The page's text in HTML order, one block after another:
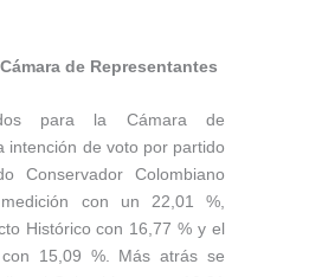
de Representantes
para la Cámara de
intención de voto por partido
Conservador Colombiano
con un 22,01 %,
Histórico con 16,77 % y el
15,09 %. Más atrás se